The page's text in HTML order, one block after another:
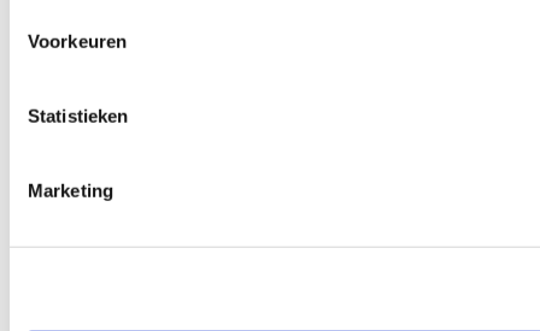
Voorkeuren
Statistieken
Marketing